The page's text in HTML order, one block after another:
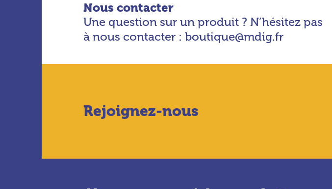
Nous contacter
Une question sur un produit ? N’hésitez pas
à nous contacter : boutique@mdig.fr
Rejoignez-nous